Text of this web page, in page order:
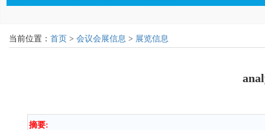
当前位置： 首页 > 会议会展信息 > 展览信息
摘要: